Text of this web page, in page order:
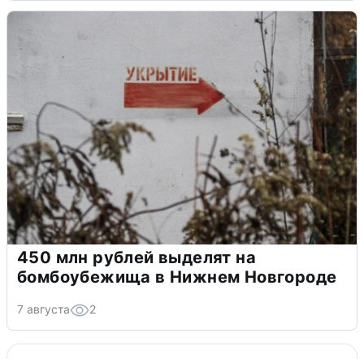
450 млн рублей выделят на
бомбоубежища в Нижнем Новгороде
7 августа 2